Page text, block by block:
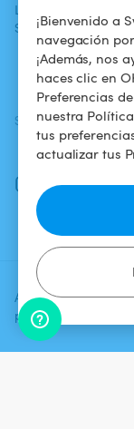
¡Bienvenido a
navegación
¡Además, nos
haces clic en
Preferencias
nuestra
tus
actualizar tus
Agrega una fecha
para ver el precio
La aventura
Swimmy
SÍGUENOS
Facebook
Instagram